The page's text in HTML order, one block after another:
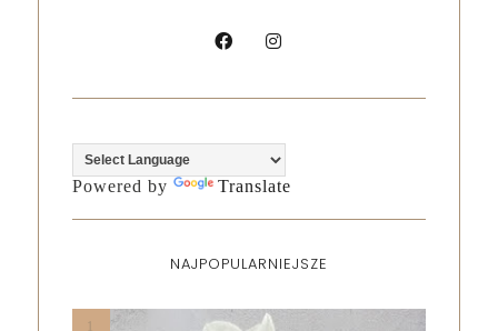
Powered by Translate
NAJPOPULARNIEJSZE